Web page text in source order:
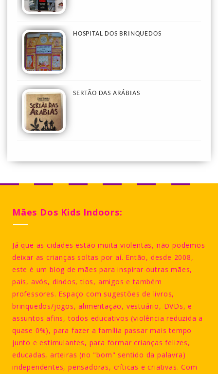
HOSPITAL DOS BRINQUEDOS
SERTÃO DAS ARÁBIAS
Mães Dos Kids Indoors:
Já que as cidades estão muita violentas, não podemos
deixar as crianças soltas por aí. Então, desde 2008,
este é um blog de mães para inspirar outras mães,
pais, avós, dindos, tios, amigos e também
professores. Espaço com sugestões de livros,
brinquedos/jogos, alimentação, vestuário, DVDs, e
assuntos afins, todos educativos (violência reduzida a
quase 0%), para fazer a família passar mais tempo
junto e estimulantes, para formar crianças felizes,
educadas, arteiras (no "bom" sentido da palavra)
independentes, pensadoras, críticas e criativas. Com